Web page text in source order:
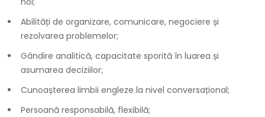
Abilități de organizare, comunicare, negociere și
rezolvarea problemelor;
Gândire analitică, capacitate sporită în luarea și
asumarea deciziilor;
Cunoașterea limbii engleze la nivel conversațional;
Persoană responsabilă, flexibilă;